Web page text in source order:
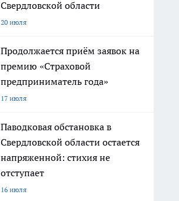
Свердловской области
20 июля
Продолжается приём заявок на
премию «Страховой
предприниматель года»
17 июля
Паводковая обстановка в
Свердловской области остается
напряженной: стихия не
отступает
16 июля